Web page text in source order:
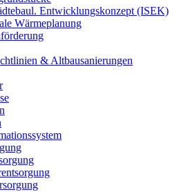
Entwicklungskonzept (ISEK)
Wärmeplanung
& Altbausanierungen